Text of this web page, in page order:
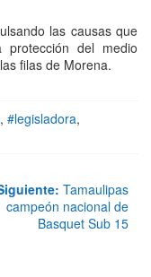
las causas que
del medio
filas de Morena.
, #legisladora,
Tamaulipas
campeón nacional de
Basquet Sub 15